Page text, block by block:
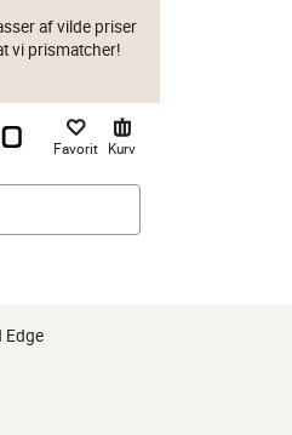
af vilde priser
vi prismatcher!
Favorit Kurv
Edge